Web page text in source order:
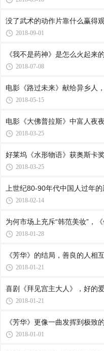
没了武术的动作片靠什么赢得
2018-09-01
《我不是药神》是怎么火起来
2018-07-08
电影《路过未来》献给异乡人
2018-05-15
电影《大佛普拉斯》中富人夜
2018-03-25
好莱坞《水形物语》获奥斯卡
2018-03-25
上世纪80-90年代中国人过年
2018-02-14
为何市场上充斥“韩范美妆”，
2018-01-28
《芳华》的结局，善良的人相
2018-01-21
喜剧《拜见宫主大人》，好的
2018-01-21
《芳华》更像一曲发挥到极致
2018-01-01